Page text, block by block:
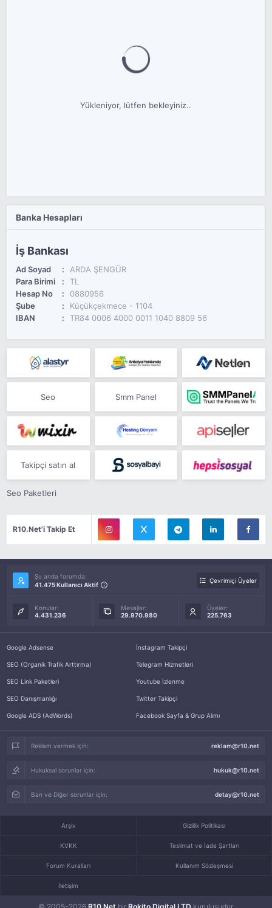
Yükleniyor, lütfen bekleyiniz..
Banka Hesapları
İş Bankası
Ad Soyad
ARDA ŞENGÜR
Para Birimi
TL
Hesap No
0880956
Şube
Küçükçekmece - 1104
IBAN
TR84 0006 4000 0011 1040 8809 56
Seo Smm Panel
Takipçi satın al
Seo Paketleri
R10.Net'i Takip Et
Şu anda forumda:
41.475 Kullanıcı Aktif
Çevrimiçi Üyeler
Konular:
4.431.236
Mesajlar:
29.970.980
Üyeler:
225.763
Google Adsense
SEO (Organik Trafik Arttırma)
SEO Link Paketleri
SEO Danışmanlığı
Google ADS (AdWords)
İnstagram Takipçi
Telegram Hizmetleri
Youtube İzlenme
Twitter Takipçi
Facebook Sayfa & Grup Alımı
Reklam vermek için: reklam@r10.net
Hukuksal sorunlar için: hukuk@r10.net
Ban ve Diğer sorunlar için: detay@r10.net
Arşiv Gizlilik Politikası
KVKK Teslimat ve İade Şartları
Forum Kuralları Kullanım Sözleşmesi
İletişim